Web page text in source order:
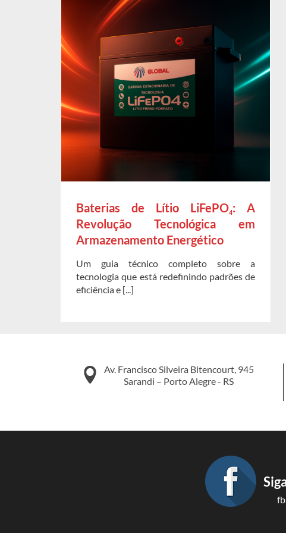
Baterias de Lítio LiFePO₄: A
Revolução Tecnológica em
Armazenamento Energético
Um guia técnico completo sobre a
tecnologia que está redefinindo padrões de
eficiência e [...]
Av. Francisco Silveira Bitencourt, 945
Sarandi – Porto Alegre - RS